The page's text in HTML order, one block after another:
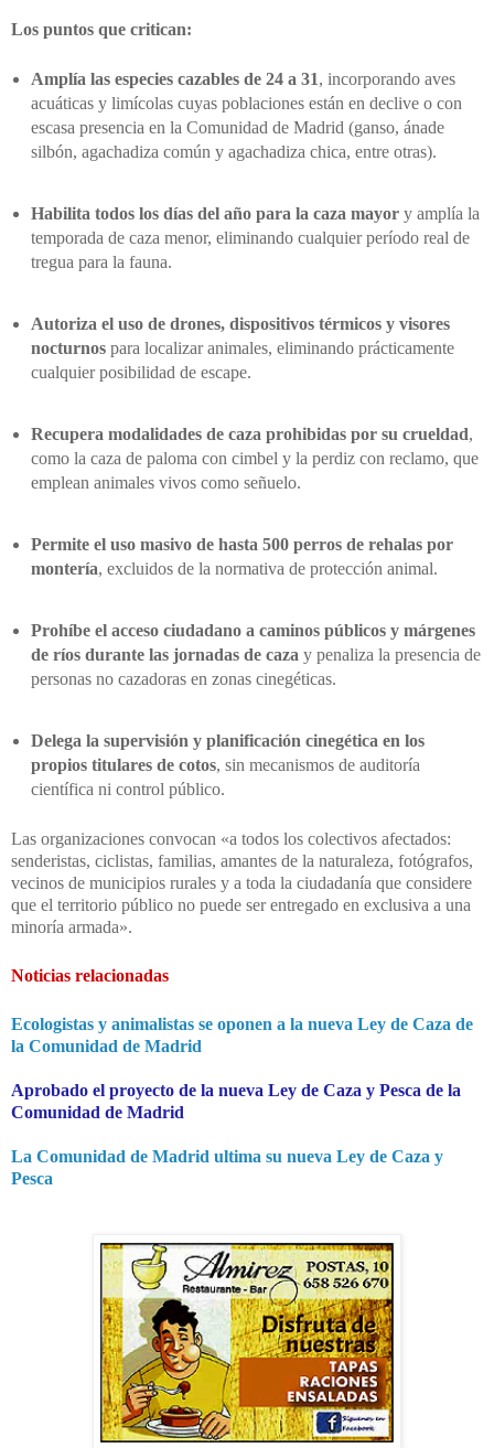
Los puntos que critican:
Amplía las especies cazables de 24 a 31, incorporando aves
acuáticas y limícolas cuyas poblaciones están en declive o con
escasa presencia en la Comunidad de Madrid (ganso, ánade
silbón, agachadiza común y agachadiza chica, entre otras).
Habilita todos los días del año para la caza mayor y amplía la
temporada de caza menor, eliminando cualquier período real de
tregua para la fauna.
Autoriza el uso de drones, dispositivos térmicos y visores
nocturnos para localizar animales, eliminando prácticamente
cualquier posibilidad de escape.
Recupera modalidades de caza prohibidas por su crueldad,
como la caza de paloma con cimbel y la perdiz con reclamo, que
emplean animales vivos como señuelo.
Permite el uso masivo de hasta 500 perros de rehalas por
montería, excluidos de la normativa de protección animal.
Prohíbe el acceso ciudadano a caminos públicos y márgenes
de ríos durante las jornadas de caza y penaliza la presencia de
personas no cazadoras en zonas cinegéticas.
Delega la supervisión y planificación cinegética en los
propios titulares de cotos, sin mecanismos de auditoría
científica ni control público.
Las organizaciones convocan «a todos los colectivos afectados:
senderistas, ciclistas, familias, amantes de la naturaleza, fotógrafos,
vecinos de municipios rurales y a toda la ciudadanía que considere
que el territorio público no puede ser entregado en exclusiva a una
minoría armada».
Noticias relacionadas
Ecologistas y animalistas se oponen a la nueva Ley de Caza de
la Comunidad de Madrid
Aprobado el proyecto de la nueva Ley de Caza y Pesca de la
Comunidad de Madrid
La Comunidad de Madrid ultima su nueva Ley de Caza y
Pesca